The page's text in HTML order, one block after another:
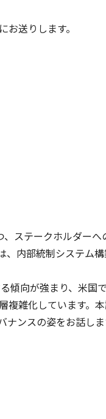
送りします。
ステークホルダー
内部統制システム
傾向が強まり、米国
雑化しています。
ナンスの姿をお話し